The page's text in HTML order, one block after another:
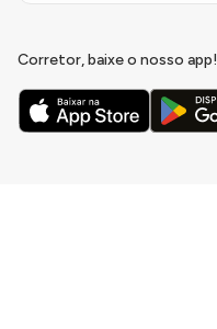
Corretor, baixe o nosso app!